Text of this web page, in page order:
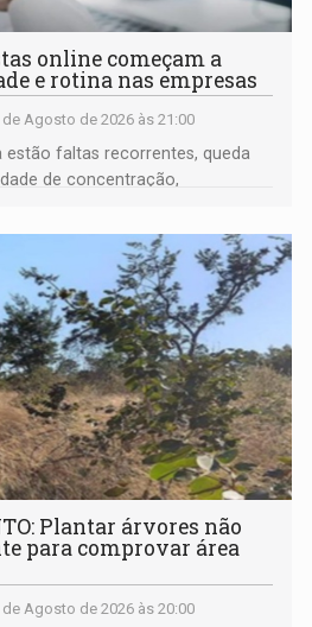
online começam a
e rotina nas empresas
de Agosto de 2026 às 21:00
estão faltas recorrentes, queda
de concentração,
Plantar árvores não
para comprovar área
de Agosto de 2026 às 20:00